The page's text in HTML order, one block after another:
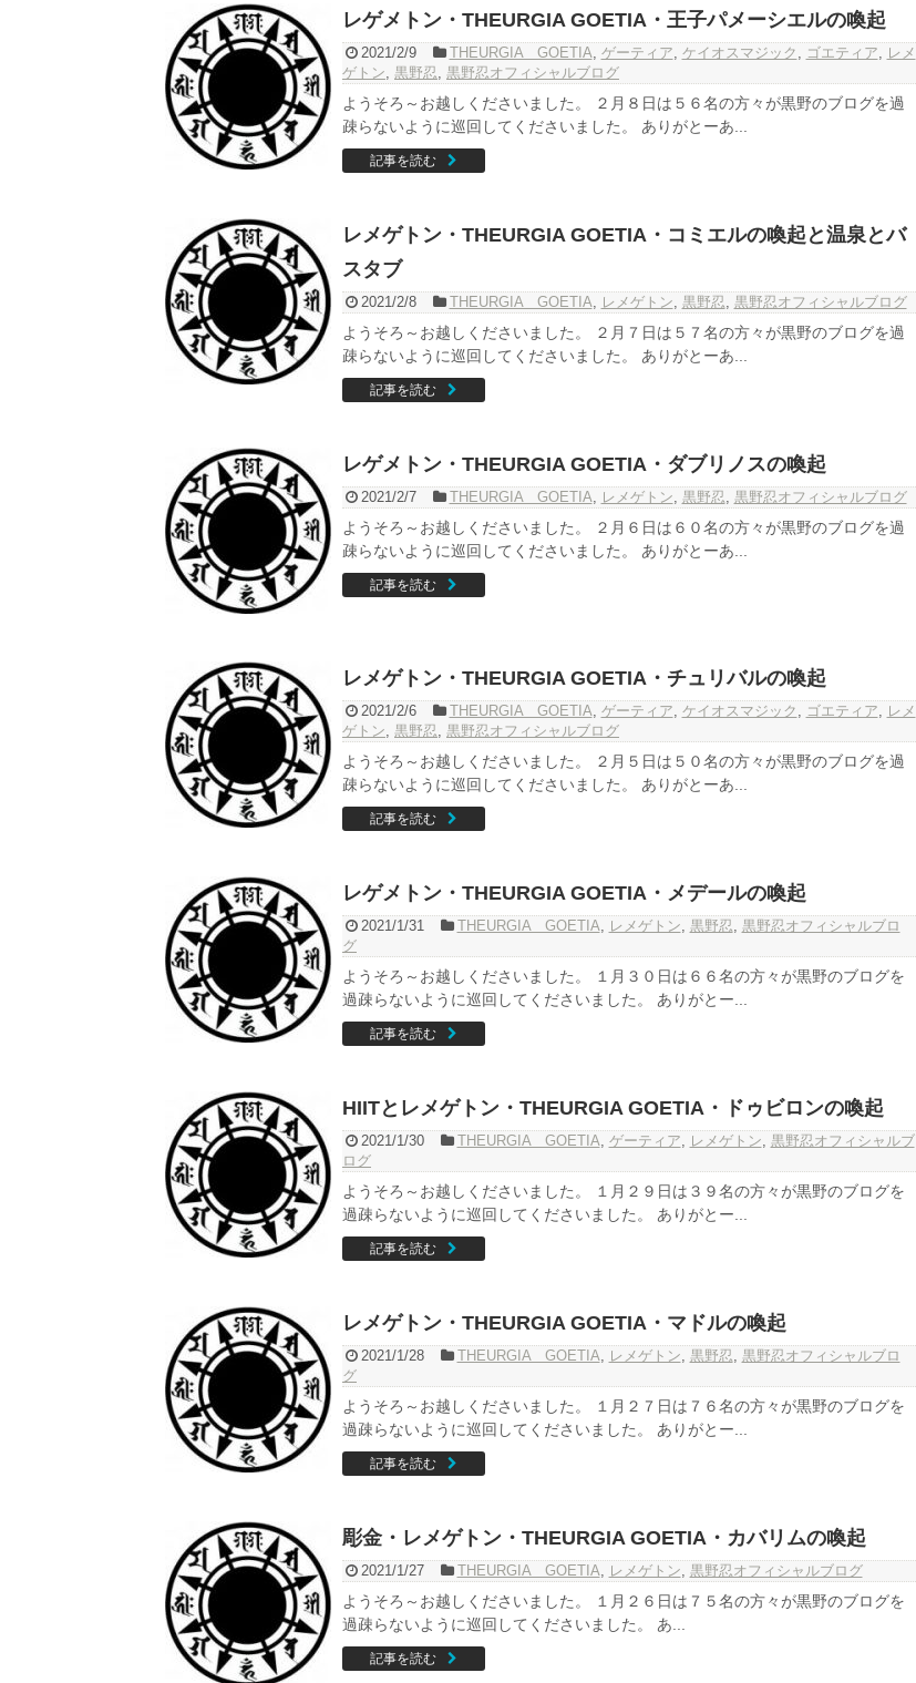
レゲメトン・THEURGIA GOETIA・王子パメーシエルの喚起
2021/2/9 THEURGIA GOETIA, ゲーティア, ケイオスマジック , ゴエティア, レメ
ゲトン, 黒野忍, 黒野忍オフィシャルブログ
ようそろ～お越しくださいました。 ２月８日は５６名の方々が黒野のブログを過
疎らないように巡回してくださいました。 ありがとーあ...
記事を読む
レメゲトン・THEURGIA GOETIA・コミエルの喚起と温泉とバ
スタブ
2021/2/8 THEURGIA GOETIA, レメゲトン, 黒野忍, 黒野忍オフィシャルブログ
ようそろ～お越しくださいました。 ２月７日は５７名の方々が黒野のブログを過
疎らないように巡回してくださいました。 ありがとーあ...
記事を読む
レゲメトン・THEURGIA GOETIA・ダブリノスの喚起
2021/2/7 THEURGIA GOETIA, レメゲトン, 黒野忍, 黒野忍オフィシャルブログ
ようそろ～お越しくださいました。 ２月６日は６０名の方々が黒野のブログを過
疎らないように巡回してくださいました。 ありがとーあ...
記事を読む
レメゲトン・THEURGIA GOETIA・チュリバルの喚起
2021/2/6 THEURGIA GOETIA, ゲーティア, ケイオスマジック , ゴエティア, レメ
ゲトン, 黒野忍, 黒野忍オフィシャルブログ
ようそろ～お越しくださいました。 ２月５日は５０名の方々が黒野のブログを過
疎らないように巡回してくださいました。 ありがとーあ...
記事を読む
レゲメトン・THEURGIA GOETIA・メデールの喚起
2021/1/31 THEURGIA GOETIA, レメゲトン, 黒野忍, 黒野忍オフィシャルブロ
グ
ようそろ～お越しくださいました。 １月３０日は６６名の方々が黒野のブログを
過疎らないように巡回してくださいました。 ありがとー...
記事を読む
HIITとレメゲトン・THEURGIA GOETIA・ドゥビロンの喚起
2021/1/30 THEURGIA GOETIA, ゲーティア, レメゲトン, 黒野忍オフィシャルブ
ログ
ようそろ～お越しくださいました。 １月２９日は３９名の方々が黒野のブログを
過疎らないように巡回してくださいました。 ありがとー...
記事を読む
レメゲトン・THEURGIA GOETIA・マドルの喚起
2021/1/28 THEURGIA GOETIA, レメゲトン, 黒野忍, 黒野忍オフィシャルブロ
グ
ようそろ～お越しくださいました。 １月２７日は７６名の方々が黒野のブログを
過疎らないように巡回してくださいました。 ありがとー...
記事を読む
彫金・レメゲトン・THEURGIA GOETIA・カバリムの喚起
2021/1/27 THEURGIA GOETIA, レメゲトン, 黒野忍オフィシャルブログ
ようそろ～お越しくださいました。 １月２６日は７５名の方々が黒野のブログを
過疎らないように巡回してくださいました。 あ...
記事を読む